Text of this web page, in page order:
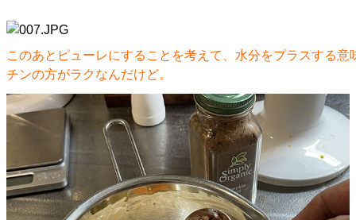
このあとピューレにすることを考えて、水分をプラスする
チンの方がラクなんだけど。